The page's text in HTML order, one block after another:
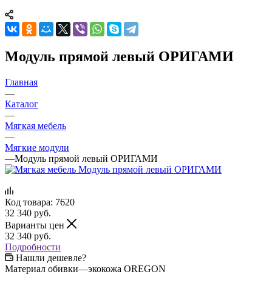
Модуль прямой левый ОРИГАМИ
Главная
—
Каталог
—
Мягкая мебель
—
Мягкие модули
—Модуль прямой левый ОРИГАМИ
Код товара: 7620
32 340 руб.
Варианты цен
32 340 руб.
Подробности
Нашли дешевле?
Материал обивки—экокожа OREGON